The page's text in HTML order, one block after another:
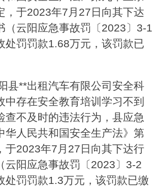
，于2023年7月27日向其下达
（云阳应急事故罚〔2023〕3-1
处罚罚款1.68万元，该罚款已
县**出租汽车有限公司安全科
中存在安全教育培训学习不到
查不及时的违法行为，县应急
华人民共和国安全生产法》第
于2023年7月27日向其下达行
云阳应急事故罚〔2023〕3-2
处罚罚款1.3万元，该罚款已缴